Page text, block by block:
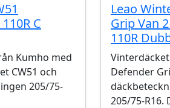
C
Kumho med
CW51 och
205/75-
Leao
Grip Van
110R
Defender
205/75-R16.